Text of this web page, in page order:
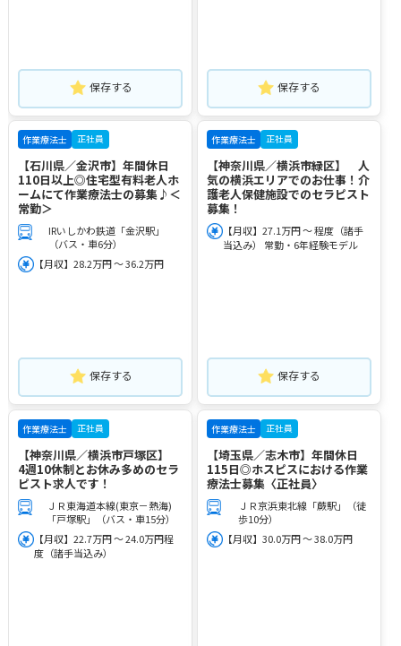
保存する 保存する
作業療法士 正社員
【石川県／金沢市】年間休日
110日以上◎住宅型有料老人ホ
ームにて作業療法士の募集♪＜
常勤＞
IRいしかわ鉄道「金沢駅」
（バス・車6分）
【月収】28.2万円 ～ 36.2万円
保存する
作業療法士 正社員
【神奈川県／横浜市緑区】 人
気の横浜エリアでのお仕事！介
護老人保健施設でのセラピスト
募集！
【月収】27.1万円 ～ 程度（諸手
当込み） 常勤・6年経験モデル
保存する
作業療法士 正社員
【神奈川県／横浜市戸塚区】
4週10休制とお休み多めのセラ
ピスト求人です！
ＪＲ東海道本線(東京－熱海)
「戸塚駅」（バス・車15分）
【月収】22.7万円 ～ 24.0万円程
度（諸手当込み）
作業療法士 正社員
【埼玉県／志木市】年間休日
115日◎ホスピスにおける作業
療法士募集〈正社員〉
ＪＲ京浜東北線「蕨駅」（徒
歩10分）
【月収】30.0万円 ～ 38.0万円